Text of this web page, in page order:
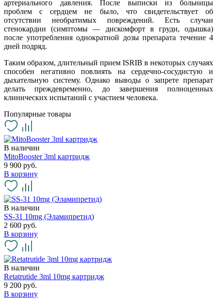
артериального давления. После выписки из больницы
проблем с сердцем не было, что свидетельствует об
отсутствии необратимых повреждений. Есть случаи
стенокардии (симптомы — дискомфорт в груди, одышка)
после употребления однократной дозы препарата течение 4
дней подряд.
Таким образом, длительный прием ISRIB в некоторых случаях
способен негативно повлиять на сердечно-сосудистую и
дыхательную систему. Однако выводы о запрете препарат
делать преждевременно, до завершения полноценных
клинических испытаний с участием человека.
Популярные товары
В наличии
MitoBooster 3ml картридж
9 900 руб.
В корзину
В наличии
SS-31 10mg (Эламипретид)
2 600 руб.
В корзину
В наличии
Retatrutide 3ml 10mg картридж
9 200 руб.
В корзину